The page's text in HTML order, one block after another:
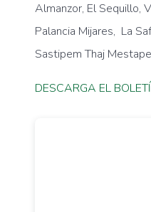
Almanzor, El Sequillo,
Palancia Mijares, La
Sastipem Thaj
DESCARGA EL